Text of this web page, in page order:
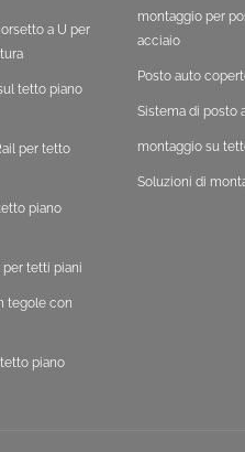
a U per
tetto piano
per tetto
piano
per tetti piani
tegole con
piano
montaggio per
acciaio
Posto auto
Sistema di posto
montaggio su
Soluzioni di